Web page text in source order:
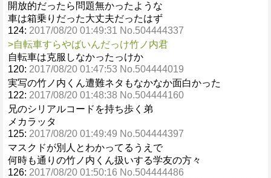
開放的だったら問題無かったような
車は箱乗りだった大丈夫だったはず
124: 2017/08/20 01:49:31 No.504444337
>自転車すらやばいんだっけ竹ノ内君
自転車は克服しなかったっけか
120: 2017/08/20 01:47:53 No.504444019
実写の竹ノ内くん遭難ネタもなかなか面白かった
122: 2017/08/20 01:48:38 No.504444160
兄のシリアルコードを持ち歩く弟
メカラッタ
125: 2017/08/20 01:49:49 No.504444397
マスクドが別人とわかってるうえで
何時も通りの竹ノ内くん扱いする学友の方々
126: 2017/08/20 01:50:16 No.504444486